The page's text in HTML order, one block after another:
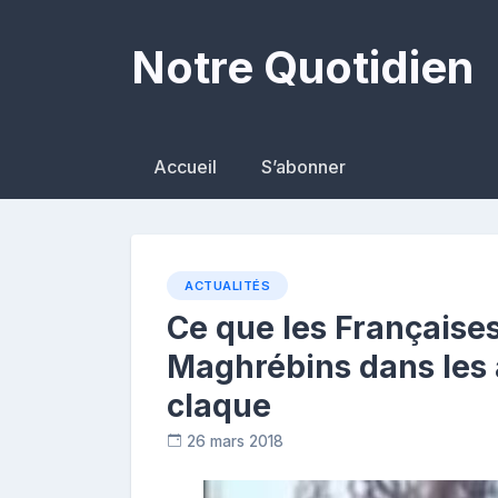
Notre Quotidien
Accueil S’abonner
ACTUALITÉS
Ce que les
Maghrébins dans
claque
26 mars 2018